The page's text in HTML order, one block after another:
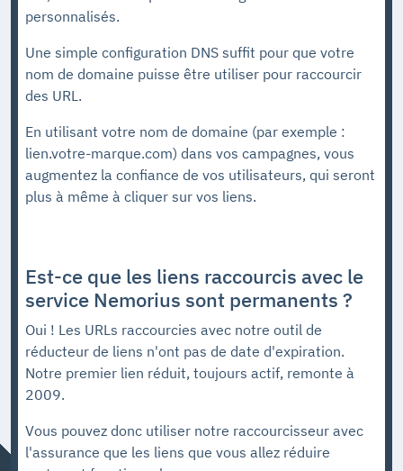
personnalisés.
Une simple configuration DNS suffit pour que votre
nom de domaine puisse être utiliser pour raccourcir
des URL.
En utilisant votre nom de domaine (par exemple :
lien.votre-marque.com) dans vos campagnes, vous
augmentez la confiance de vos utilisateurs, qui seront
plus à même à cliquer sur vos liens.
Est-ce que les liens raccourcis avec le
service Nemorius sont permanents ?
Oui ! Les URLs raccourcies avec notre outil de
réducteur de liens n'ont pas de date d'expiration.
Notre premier lien réduit, toujours actif, remonte à
2009.
Vous pouvez donc utiliser notre raccourcisseur avec
l'assurance que les liens que vous allez réduire